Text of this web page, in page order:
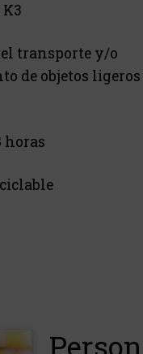
K3
transporte y/o
de objetos ligeros